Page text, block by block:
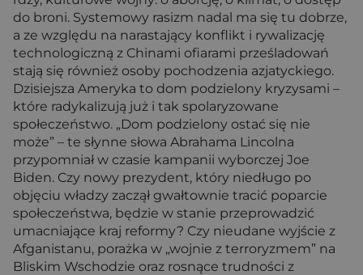
do broni. Systemowy rasizm nadal ma się tu dobrze,
a ze względu na narastający konflikt i rywalizację
technologiczną z Chinami ofiarami prześladowań
stają się również osoby pochodzenia azjatyckiego.
Dzisiejsza Ameryka to dom podzielony kryzysami –
które radykalizują już i tak spolaryzowane
społeczeństwo. „Dom podzielony ostać się nie
może” – te słynne słowa Abrahama Lincolna
przypomniał w czasie kampanii wyborczej Joe
Biden. Czy nowy prezydent, który niedługo po
objęciu władzy zaczął gwałtownie tracić poparcie
społeczeństwa, będzie w stanie przeprowadzić
umacniające kraj reformy? Czy nieudane wyjście z
Afganistanu, porażka w „wojnie z terroryzmem” na
Bliskim Wschodzie oraz rosnące trudności z